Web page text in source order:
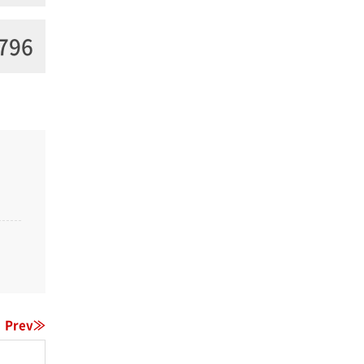
Prev≫